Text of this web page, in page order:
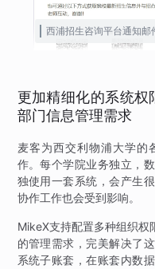
西浦招生咨询平台通知邮
更加精细化的系统权
部门信息管理需求
麦客为西交利物浦大学的
作。每个学院业务独立，
独使用一套系统，会产生
协作工作也会受到影响。
MikeX支持配置多种组织权
的管理需求，完美解决了
系统子账套，在账套内数